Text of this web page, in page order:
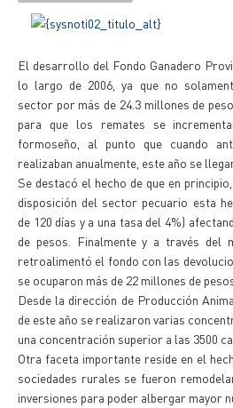
El desarrollo del Fondo Ganadero
lo largo de 2006, ya que no
sector por más de 24.3 millones de
para que los remates se
formoseño, al punto que cuando
realizaban anualmente, este año se
Se destacó el hecho de que en
disposición del sector pecuario esta
de 120 días y a una tasa del 4%)
de pesos. Finalmente y a través del
retroalimentó el fondo con las
se ocuparon más de 22 millones de
Desde la dirección de Producción
de este año se realizaron varias
una concentración superior a las 3500
Otra faceta importante reside en el
sociedades rurales se fueron
inversiones para poder albergar mayor